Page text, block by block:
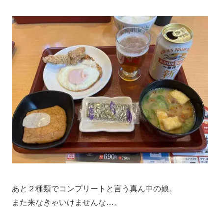
あと２種類でコンプリートと言う真ん中の娘。
また来なきゃいけませんな…。